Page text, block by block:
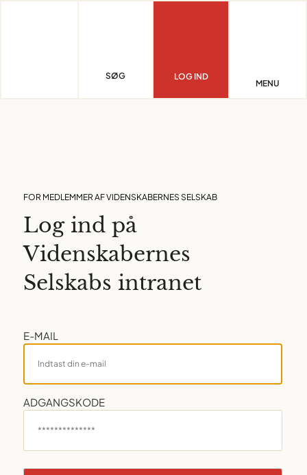
SØG LOG IND
MENU
FOR MEDLEMMER AF VIDENSKABERNES SELSKAB
Log ind på
Videnskabernes
Selskabs intranet
E-MAIL
ADGANGSKODE